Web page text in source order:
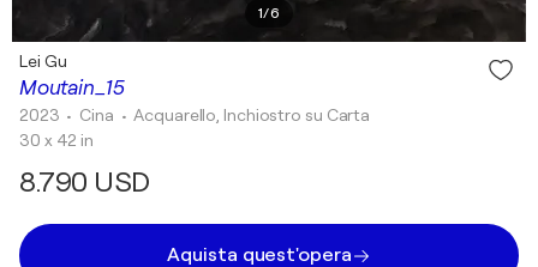
1/6
Moutain_15
Lei Gu
2023 • Cina •Acquarello, Inchiostro su Carta
30 x 42 in
8.790 USD
Aquista quest'opera